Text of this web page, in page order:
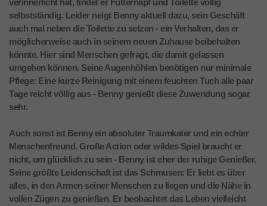
verinnerlicht hat, findet er Futternapf und Toilette völlig
selbstständig. Leider neigt Benny aktuell dazu, sein Geschäft
auch mal neben die Toilette zu setzen - ein Verhalten, das er
möglicherweise auch in seinem neuen Zuhause beibehalten
könnte. Hier sind Menschen gefragt, die damit gelassen
umgehen können. Seine Augenhöhlen benötigen nur minimale
Pflege: Eine kurze Reinigung mit einem feuchten Tuch alle paar
Tage reicht völlig aus - Benny genießt diese Zuwendung sogar
sehr.
Auch sonst ist Benny ein absoluter Traumkater und ein echter
Menschenfreund. Große Action oder wildes Spiel braucht er
nicht, um glücklich zu sein - Benny ist eher der ruhige Genießer.
Seine größte Leidenschaft ist das Schmusen: Er liebt es über
alles, in den Armen seiner Menschen zu liegen und die Nähe in
vollen Zügen zu genießen. Er beobachtet das Leben vielleicht